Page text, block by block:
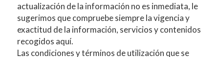
actualización de la información no es inmediata, le
sugerimos que compruebe siempre la vigencia y
exactitud de la información, servicios y contenidos
recogidos aquí.
Las condiciones y términos de utilización que se